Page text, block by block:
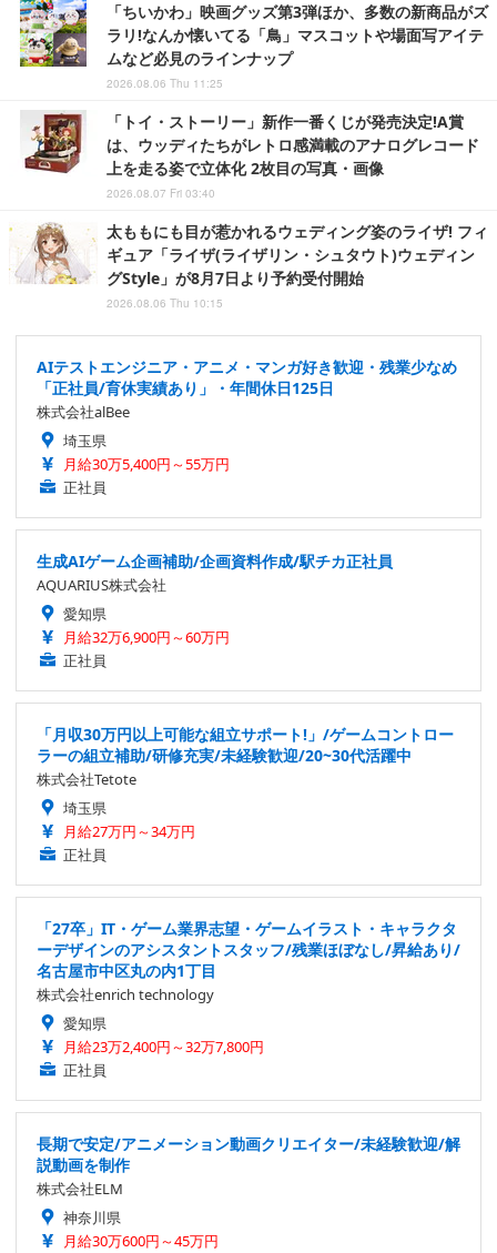
「ちいかわ」映画グッズ第3弾ほか、多数の新商品がズ
ラリ!なんか懐いてる「鳥」マスコットや場面写アイテ
ムなど必見のラインナップ
2026.08.06 Thu 11:25
「トイ・ストーリー」新作一番くじが発売決定!A賞
は、ウッディたちがレトロ感満載のアナログレコード
上を走る姿で立体化 2枚目の写真・画像
2026.08.07 Fri 03:40
太ももにも目が惹かれるウェディング姿のライザ! フィ
ギュア「ライザ(ライザリン・シュタウト)ウェディン
グStyle」が8月7日より予約受付開始
2026.08.06 Thu 10:15
AIテストエンジニア・アニメ・マンガ好き歓迎・残業少なめ
「正社員/育休実績あり」・年間休日125日
株式会社alBee
埼玉県
月給30万5,400円～55万円
正社員
生成AIゲーム企画補助/企画資料作成/駅チカ正社員
AQUARIUS株式会社
愛知県
月給32万6,900円～60万円
正社員
「月収30万円以上可能な組立サポート!」/ゲームコントロー
ラーの組立補助/研修充実/未経験歓迎/20~30代活躍中
株式会社Tetote
埼玉県
月給27万円～34万円
正社員
「27卒」IT・ゲーム業界志望・ゲームイラスト・キャラクタ
ーデザインのアシスタントスタッフ/残業ほぼなし/昇給あり/
名古屋市中区丸の内1丁目
株式会社enrich technology
愛知県
月給23万2,400円～32万7,800円
正社員
長期で安定/アニメーション動画クリエイター/未経験歓迎/解
説動画を制作
株式会社ELM
神奈川県
月給30万600円～45万円